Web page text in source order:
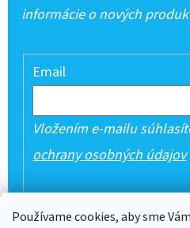
Používame cookies, aby sme
informácie o nových
Email
Vložením e-mailu
ochrany osobných údajov
PRIHLÁSIŤ SA